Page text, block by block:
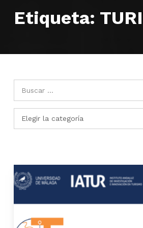
Etiqueta:
Búsqueda para:
CATEGORÍAS
Categorías